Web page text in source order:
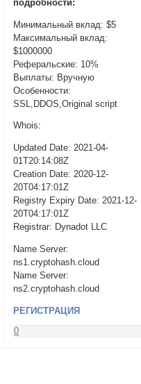
подробности:
Минимальный вклад: $5
Максимальный вклад:
$1000000
Реферальские: 10%
Выплаты: Вручную
Особенности:
SSL,DDOS,Original script
Whois:
Updated Date: 2021-04-
01T20:14:08Z
Creation Date: 2020-12-
20T04:17:01Z
Registry Expiry Date: 2021-12-
20T04:17:01Z
Registrar: Dynadot LLC
Name Server:
ns1.cryptohash.cloud
Name Server:
ns2.cryptohash.cloud
РЕГИСТРАЦИЯ
0